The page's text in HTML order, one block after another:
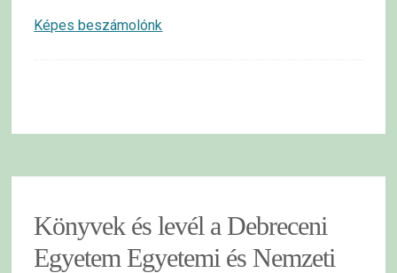
Képes beszámolónk
Könyvek és levél a Debreceni
Egyetem Egyetemi és Nemzeti